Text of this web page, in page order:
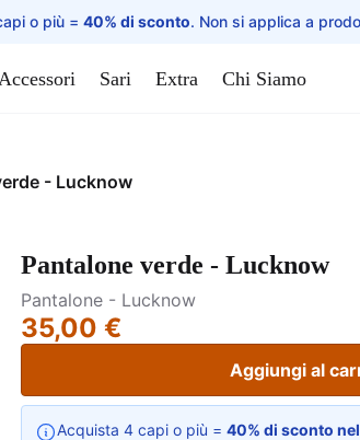
o più = 40% di sconto. Non si applica a
Accessori Sari Extra Chi Siamo
- Lucknow
Pantalone verde - Lucknow
Pantalone - Lucknow
35,00 €
Aggiungi al
Acquista 4 capi o più = 40% di sconto